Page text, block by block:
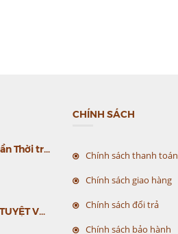
Công ty Cổ phần Thời trang MC Việt Nam (MC Fashion) tổ chức Gala mừng sinh nhật lần thứ 9
TRẢI NGHIỆM TUYỆT VỜI CÙNG MC VIỆT NAM
CHÍNH SÁCH
Chính sách thanh toán
Chính sách giao hàng
Chính sách đổi trả
Chính sách bảo hành